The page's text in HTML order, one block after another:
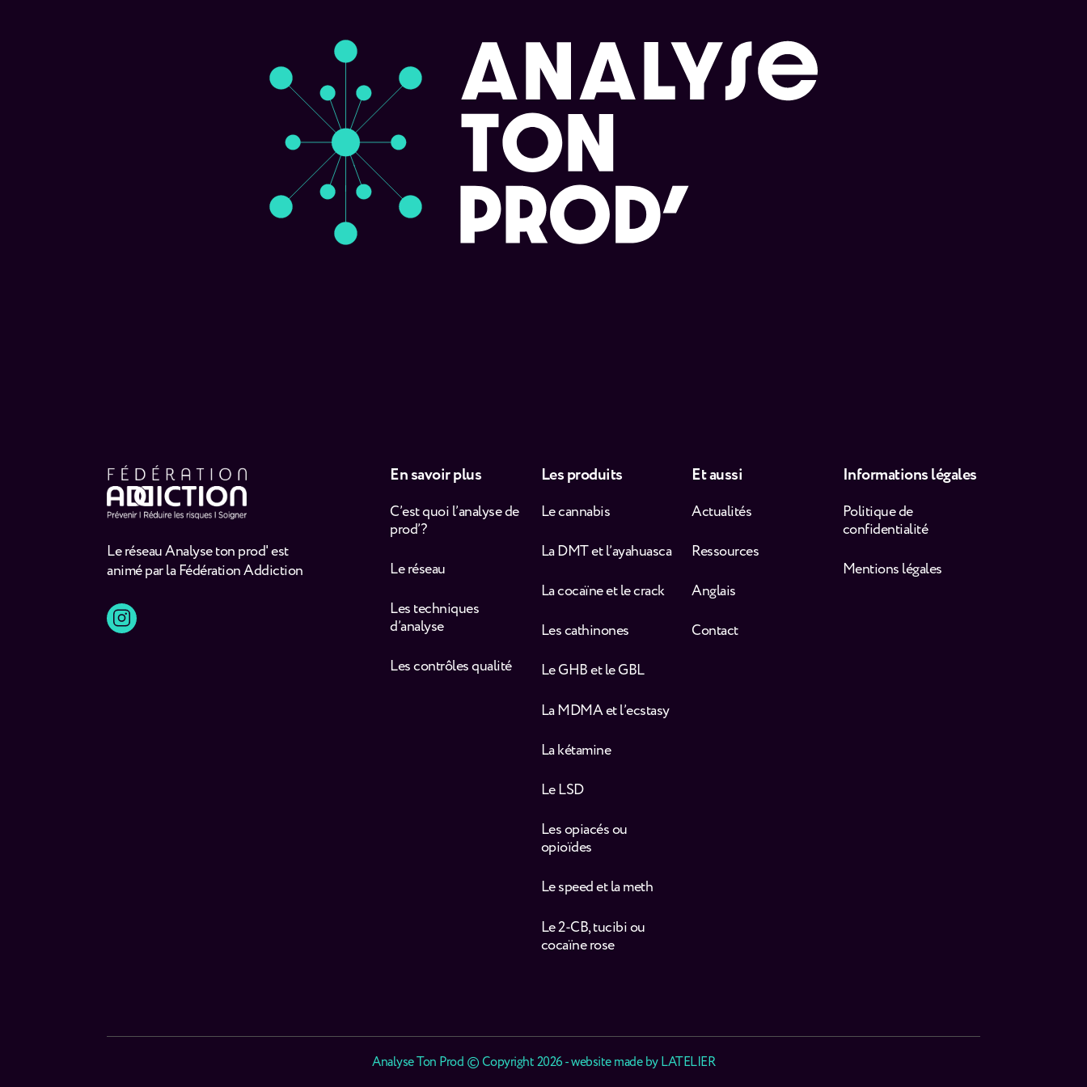
Le réseau Analyse ton prod' est
animé par la Fédération Addiction
En savoir plus
C’est quoi l’analyse de
prod’ ?
Le réseau
Les techniques
d’analyse
Les contrôles qualité
Les produits
Le cannabis
La DMT et l’ayahuasca
La cocaïne et le crack
Les cathinones
Le GHB et le GBL
La MDMA et l’ecstasy
La kétamine
Le LSD
Les opiacés ou
opioïdes
Le speed et la meth
Le 2-CB, tucibi ou
cocaïne rose
Et aussi
Actualités
Ressources
Anglais
Contact
Informations légales
Politique de
confidentialité
Mentions légales
Analyse Ton Prod © Copyright 2026 - website made byLATELIER